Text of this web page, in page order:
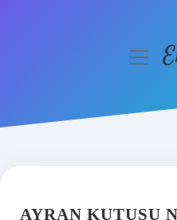
Hakkımızda
menüyü
AYRAN KUTUSU